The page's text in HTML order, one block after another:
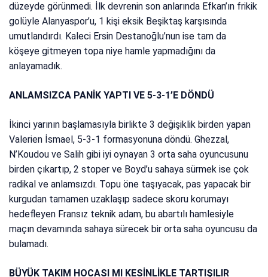
düzeyde görünmedi. İlk devrenin son anlarında Efkan’ın frikik
golüyle Alanyaspor’u, 1 kişi eksik Beşiktaş karşısında
umutlandırdı. Kaleci Ersin Destanoğlu’nun ise tam da
köşeye gitmeyen topa niye hamle yapmadığını da
anlayamadık.
ANLAMSIZCA PANİK YAPTI VE 5-3-1’E DÖNDÜ
İkinci yarının başlamasıyla birlikte 3 değişiklik birden yapan
Valerien İsmael, 5-3-1 formasyonuna döndü. Ghezzal,
N’Koudou ve Salih gibi iyi oynayan 3 orta saha oyuncusunu
birden çıkartıp, 2 stoper ve Boyd’u sahaya sürmek ise çok
radikal ve anlamsızdı. Topu öne taşıyacak, pas yapacak bir
kurgudan tamamen uzaklaşıp sadece skoru korumayı
hedefleyen Fransız teknik adam, bu abartılı hamlesiyle
maçın devamında sahaya sürecek bir orta saha oyuncusu da
bulamadı.
BÜYÜK TAKIM HOCASI MI KESİNLİKLE TARTIŞILIR